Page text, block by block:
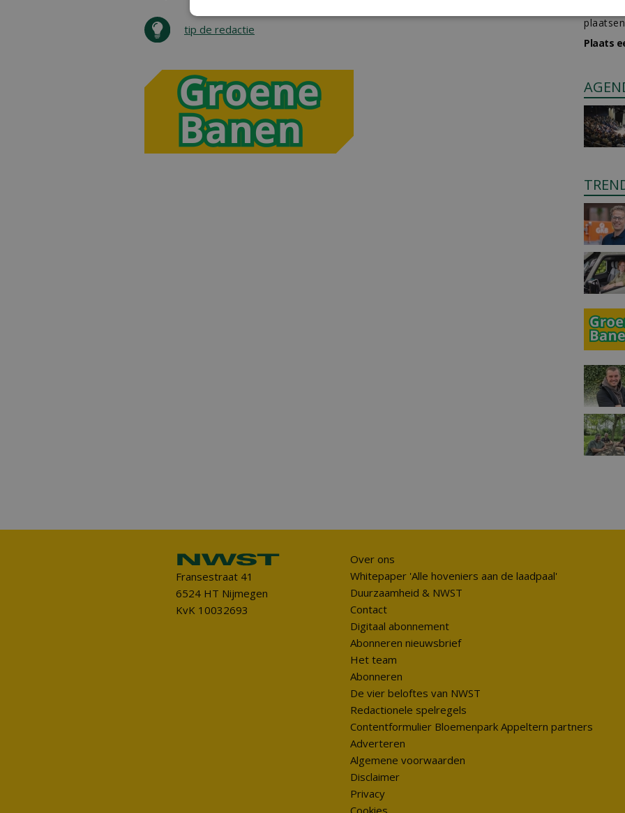
tip de redactie
Plaats
Fransestraat 41
6524 HT Nijmegen
KvK 10032693
Over ons
Whitepaper 'Alle hoveniers aan de laadpaal'
Duurzaamheid & NWST
Contact
Digitaal abonnement
Abonneren nieuwsbrief
Het team
Abonneren
De vier beloftes van NWST
Redactionele spelregels
Contentformulier Bloemenpark Appeltern partners
Adverteren
Algemene voorwaarden
Disclaimer
Privacy
Cookies